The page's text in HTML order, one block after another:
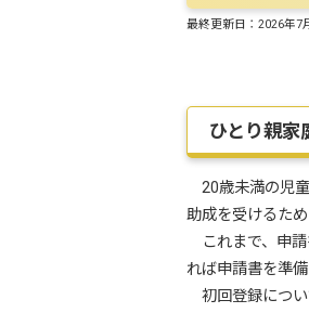
最終更新日： 2026年7
ひとり親家
20歳未満の児童
助成を受けるた
これまで、申請
れば申請書を準
初回登録につい